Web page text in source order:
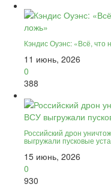
Кэндис Оуэнс: «Всё, что
11 июнь, 2026
0
388
Российский дрон
выгружали пусковые
15 июнь, 2026
0
930